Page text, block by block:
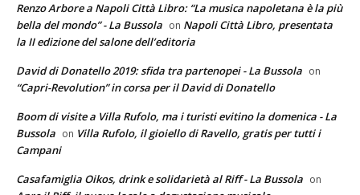
Renzo Arbore a Napoli Città Libro: “La musica napoletana è la più
bella del mondo” - La Bussola on Napoli Città Libro, presentata
la II edizione del salone dell’editoria
David di Donatello 2019: sfida tra partenopei - La Bussola on
“Capri-Revolution” in corsa per il David di Donatello
Boom di visite a Villa Rufolo, ma i turisti evitino la domenica - La
Bussola on Villa Rufolo, il gioiello di Ravello, gratis per tutti i
Campani
Casafamiglia Oikos, drink e solidarietà al Riff - La Bussola on